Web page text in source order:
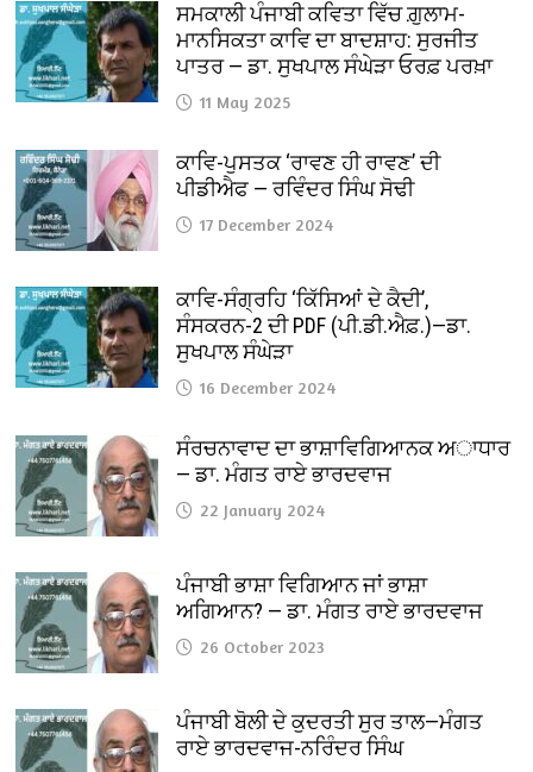
ਸਮਕਾਲੀ ਪੰਜਾਬੀ ਕਵਿਤਾ ਵਿੱਚ ਗ਼ੁਲਾਮ-
ਮਾਨਸਿਕਤਾ ਕਾਵਿ ਦਾ ਬਾਦਸ਼ਾਹ: ਸੁਰਜੀਤ
ਪਾਤਰ — ਡਾ. ਸੁਖਪਾਲ ਸੰਘੇੜਾ ਓਰਫ਼ ਪਰਖ਼ਾ
11 May 2025
ਕਾਵਿ-ਪੁਸਤਕ ‘ਰਾਵਣ ਹੀ ਰਾਵਣ’ ਦੀ
ਪੀਡੀਐਫ — ਰਵਿੰਦਰ ਸਿੰਘ ਸੋਢੀ
17 December 2024
ਕਾਵਿ-ਸੰਗ੍ਰਹਿ ‘ਕਿੱਸਿਆਂ ਦੇ ਕੈਦੀ’,
ਸੰਸਕਰਨ-2 ਦੀ PDF (ਪੀ.ਡੀ.ਐਫ਼.)—ਡਾ.
ਸੁਖਪਾਲ ਸੰਘੇੜਾ
16 December 2024
ਸੰਰਚਨਾਵਾਦ ਦਾ ਭਾਸ਼ਾਵਿਗਿਆਨਕ ਅਾਧਾਰ
— ਡਾ. ਮੰਗਤ ਰਾਏ ਭਾਰਦਵਾਜ
22 January 2024
ਪੰਜਾਬੀ ਭਾਸ਼ਾ ਵਿਗਿਆਨ ਜਾਂ ਭਾਸ਼ਾ
ਅਗਿਆਨ? — ਡਾ. ਮੰਗਤ ਰਾਏ ਭਾਰਦਵਾਜ
26 October 2023
ਪੰਜਾਬੀ ਬੋਲੀ ਦੇ ਕੁਦਰਤੀ ਸੁਰ ਤਾਲ—ਮੰਗਤ
ਰਾਏ ਭਾਰਦਵਾਜ-ਨਰਿੰਦਰ ਸਿੰਘ